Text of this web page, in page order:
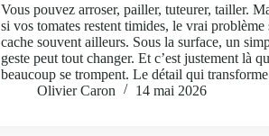
Vous pouvez arroser, pailler, tuteurer, tailler.
si vos tomates restent timides, le vrai problème
cache souvent ailleurs. Sous la surface, un
geste peut tout changer. Et c’est justement là
beaucoup se trompent. Le détail qui
Olivier Caron
14 mai 2026